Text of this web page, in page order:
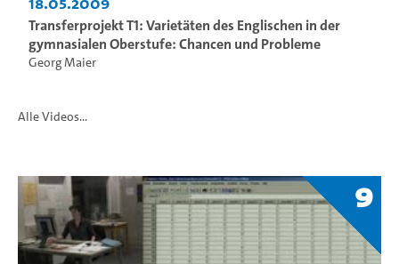
Transferprojekt T1: Varietäten des Englischen in der
gymnasialen Oberstufe: Chancen und Probleme
Georg Maier
Alle Videos...
9